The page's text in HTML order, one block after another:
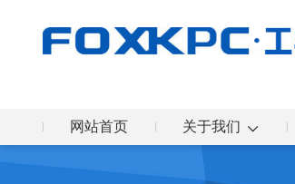
网站首页 关于我们